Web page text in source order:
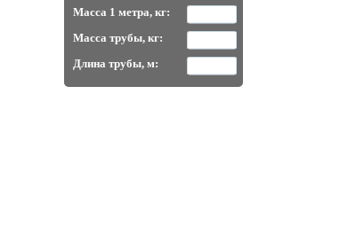
Масса 1 метра, кг:
Масса трубы, кг:
Длина трубы, м: